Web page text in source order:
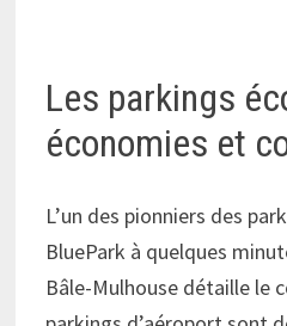
Les parkings
économies et
L’un des pionniers des
BluePark à quelques
Bâle-Mulhouse détaille le